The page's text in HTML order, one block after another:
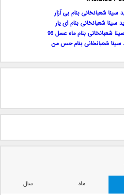
سینا شعبانخانی بنام بی آزار
سینا شعبانخانی بنام ای یار
شعبانخانی بنام ماه عسل 96
سینا شعبانخانی بنام حس من
ماه
سال